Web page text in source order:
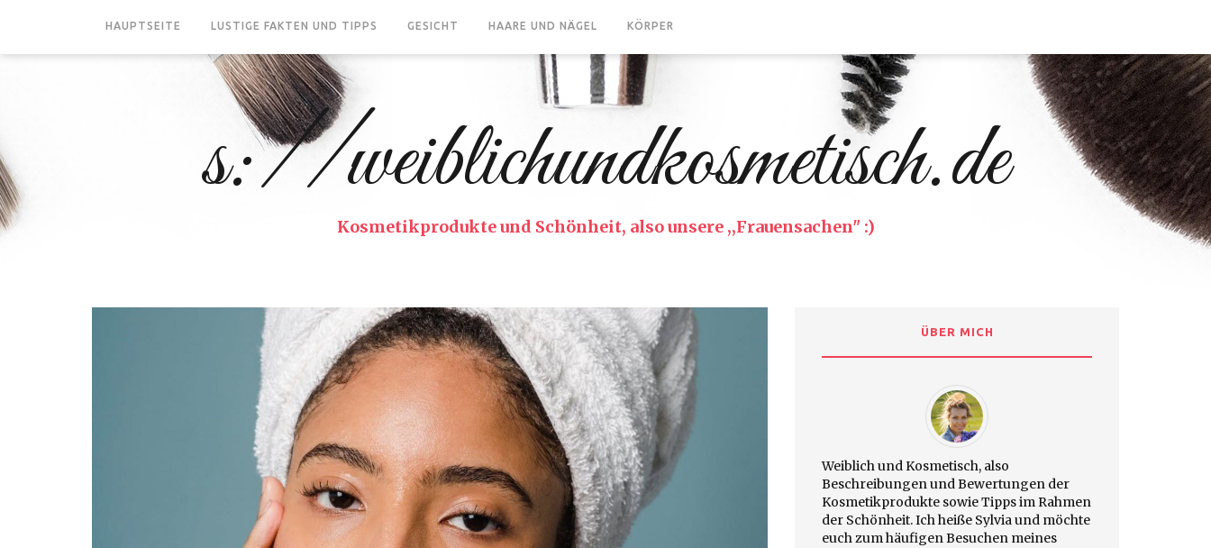
HAUPTSEITE LUSTIGE FAKTEN UND TIPPS GESICHT HAARE UND NÄGEL KÖRPER
s://weiblichundkosmetisch.de
Kosmetikprodukte und Schönheit, also unsere ,,Frauensachen" :)
ÜBER MICH
Weiblich und Kosmetisch, also
Beschreibungen und Bewertungen der
Kosmetikprodukte sowie Tipps im Rahmen
der Schönheit. Ich heiße Sylvia und möchte
euch zum häufigen Besuchen meines